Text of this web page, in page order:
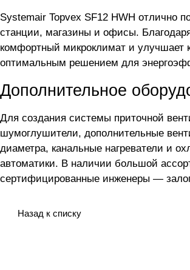
Systemair Topvex SF12 HWH отлично
станции, магазины и офисы.
комфортный микроклимат и улучшает
оптимальным решением для
Дополнительное
Для создания системы приточной
шумоглушители, дополнительные
диаметра, канальные нагреватели и
автоматики. В наличии большой
сертифицированные инженеры —
Назад к списку